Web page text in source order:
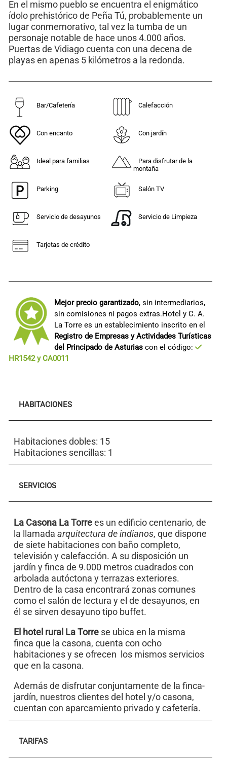
En el mismo pueblo se encuentra el enigmático
ídolo prehistórico de Peña Tú, probablemente un
lugar conmemorativo, tal vez la tumba de un
personaje notable de hace unos 4.000 años.
Puertas de Vidiago cuenta con una decena de
playas en apenas 5 kilómetros a la redonda.
Bar/Cafetería Calefacción
Con encanto Con jardín
Ideal para familias
Para disfrutar de la
montaña
Parking Salón TV
Servicio de desayunos Servicio de Limpieza
Tarjetas de crédito
Mejor precio garantizado, sin intermediarios,
sin comisiones ni pagos extras.Hotel y C. A.
La Torre es un establecimiento inscrito en el
Registro de Empresas y Actividades Turísticas
del Principado de Asturias con el código:
HR1542 y CA0011
HABITACIONES
Habitaciones dobles: 15
Habitaciones sencillas: 1
SERVICIOS
La Casona La Torrees un edificio centenario, de
la llamada arquitectura de indianos, que dispone
de siete habitaciones con baño completo,
televisión y calefacción. A su disposición un
jardín y finca de 9.000 metros cuadrados con
arbolada autóctona y terrazas exteriores.
Dentro de la casa encontrará zonas comunes
como el salón de lectura y el de desayunos, en
él se sirven desayuno tipo buffet.
El hotel rural La Torre se ubica en la misma
finca que la casona, cuenta con ocho
habitaciones y se ofrecen los mismos servicios
que en la casona.
Además de disfrutar conjuntamente de la finca-
jardín, nuestros clientes del hotel y/o casona,
cuentan con aparcamiento privado y cafetería.
TARIFAS